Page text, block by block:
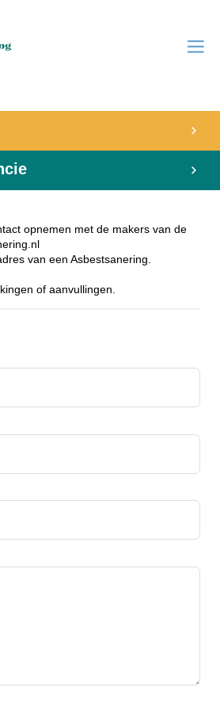
opnemen met de makers van de
van een Asbestsanering.
of aanvullingen.